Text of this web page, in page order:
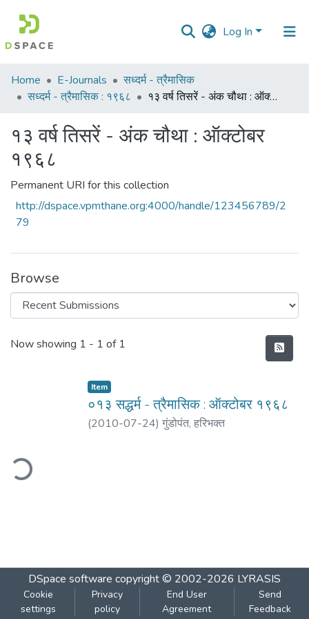
Log In
Communities
&
All of DSpace
Home E-Journals
सध्दर्म - त्रैमासिक
सध्दर्म - त्रैमासिक : १९६८
१३ वर्ष तिसरें - अंक चौथा : ऑक्टोबर १९६८
१३ वर्ष तिसरें - अंक चौथा : ऑक्टोबर
१९६८
Permanent URI for this collection
http://dspace.vpmthane.org:4000/handle/123456789/2
79
Browse
Recent Submissions
Now showing 1 - 1 of 1
Item
०१३ सद्धर्म - त्रैमासिक : ऑक्टोबर १९६८
(2010-07-24) गुंडोपंत, हरिभक्‍त
DSpace software copyright © 2002-2026 LYRASIS
Cookie
settings
Privacy
policy
End User
Agreement
Send
Feedback